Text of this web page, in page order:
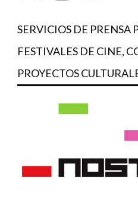
SERVICIOS DE PRENSA
FESTIVALES DE CINE,
PROYECTOS